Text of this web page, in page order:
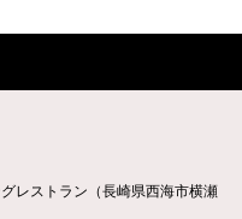
レストラン（長崎県西海市横瀬